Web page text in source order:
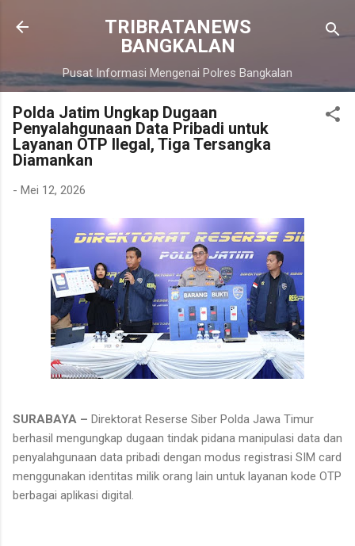
Langsung ke konten utama
TRIBRATANEWS
BANGKALAN
Pusat Informasi Mengenai Polres Bangkalan
Polda Jatim Ungkap Dugaan
Penyalahgunaan Data Pribadi untuk
Layanan OTP Ilegal, Tiga Tersangka
Diamankan
- Mei 12, 2026
SURABAYA – Direktorat Reserse Siber Polda Jawa Timur
berhasil mengungkap dugaan tindak pidana manipulasi data dan
penyalahgunaan data pribadi dengan modus registrasi SIM card
menggunakan identitas milik orang lain untuk layanan kode OTP
berbagai aplikasi digital.